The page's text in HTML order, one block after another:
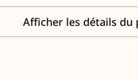
Afficher les détails du